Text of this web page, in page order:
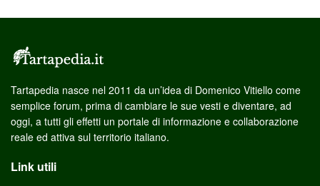
Tartapedia nasce nel 2011 da un’idea di Domenico Vitiello come
semplice forum, prima di cambiare le sue vesti e diventare, ad
oggi, a tutti gli effetti un portale di informazione e collaborazione
reale ed attiva sul territorio italiano.
Link utili